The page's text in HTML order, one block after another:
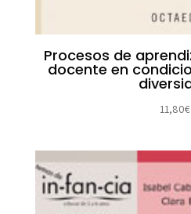
Procesos de
docente en
11,80€